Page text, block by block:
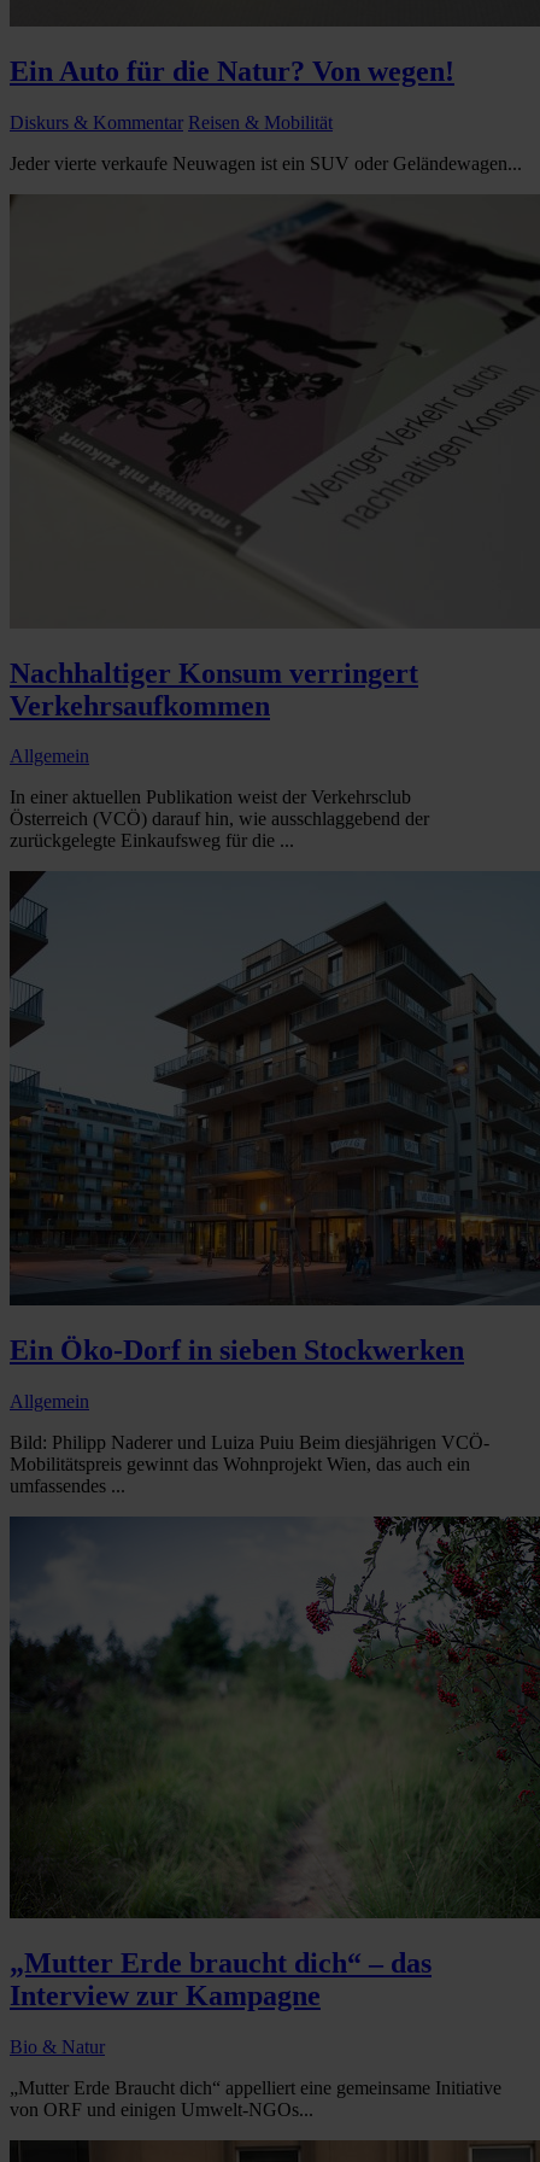
Ein Auto für die Natur? Von wegen!
Diskurs & Kommentar Reisen & Mobilität
Jeder vierte verkaufe Neuwagen ist ein SUV oder Geländewagen...
Nachhaltiger Konsum verringert
Verkehrsaufkommen
Allgemein
In einer aktuellen Publikation weist der Verkehrsclub
Österreich (VCÖ) darauf hin, wie ausschlaggebend der
zurückgelegte Einkaufsweg für die ...
Ein Öko-Dorf in sieben Stockwerken
Allgemein
Bild: Philipp Naderer und Luiza Puiu Beim diesjährigen VCÖ-
Mobilitätspreis gewinnt das Wohnprojekt Wien, das auch ein
umfassendes ...
„Mutter Erde braucht dich“ – das
Interview zur Kampagne
Bio & Natur
„Mutter Erde Braucht dich“ appelliert eine gemeinsame Initiative
von ORF und einigen Umwelt-NGOs...